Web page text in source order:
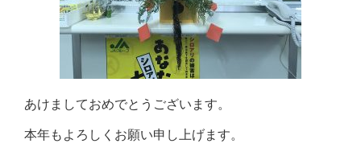
あけましておめでとうございます。
本年もよろしくお願い申し上げます。